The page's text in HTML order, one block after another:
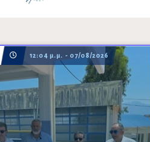
12:04 μ.μ. - 07/08/2026